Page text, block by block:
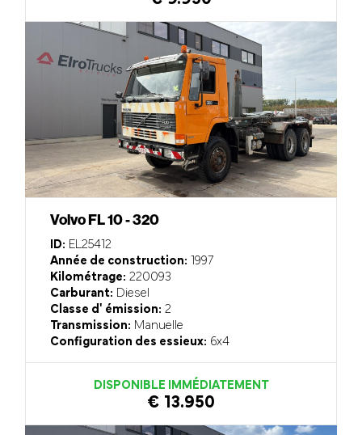
Volvo FL 10 - 320
ID: EL25412
Année de construction: 1997
Kilométrage: 220093
Carburant: Diesel
Classe d' émission: 2
Transmission: Manuelle
Configuration des essieux: 6x4
DISPONIBLE IMMÉDIATEMENT
€ 13.950